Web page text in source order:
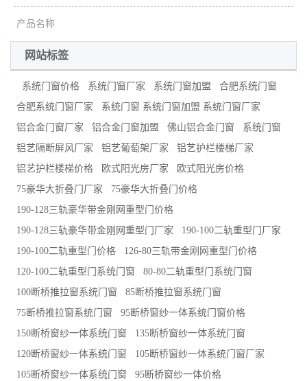
产品名称
网站标签
系统门窗价格 系统门窗厂家 系统门窗加盟
合肥系统门窗
合肥系统门窗厂家
系统门窗 系统门窗加盟 系统门窗厂家
铝合金门窗厂家
铝合金门窗加盟 佛山铝合金门窗
系统门窗
铝艺隔断屏风厂家
铝艺葡萄架厂家
铝艺护栏楼梯厂家
铝艺护栏楼梯价格
欧式阳光房厂家
欧式阳光房价格
75豪华大折叠门厂家
75豪华大折叠门价格
190-128三轨豪华带金刚网重型门价格
190-128三轨豪华带金刚网重型门厂家
190-100二轨重型门厂家
190-100二轨重型门价格
126-80三轨带金刚网重型门价格
120-100二轨重型门系统门窗
80-80二轨重型门系统门窗
100断桥推拉窗系统门窗
85断桥推拉窗系统门窗
75断桥推拉窗系统门窗
95断桥窗纱一体系统门窗价格
150断桥窗纱一体系统门窗
135断桥窗纱一体系统门窗
120断桥窗纱一体系统门窗
105断桥窗纱一体系统门窗厂家
105断桥窗纱一体系统门窗
95断桥窗纱一体价格